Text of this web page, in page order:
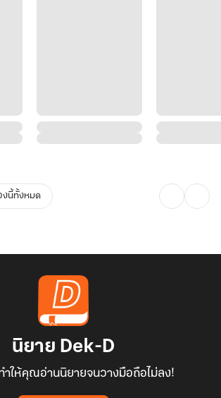
งนี้ทั้งหมด
นิยาย Dek-D
ำให้คุณอ่านนิยายจนวางมือถือไม่ลง!